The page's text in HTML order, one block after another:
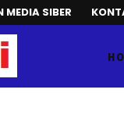
MEDIA SIBER